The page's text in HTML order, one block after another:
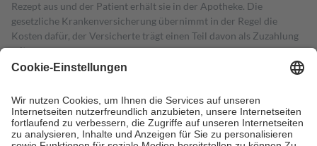
Rezept aus und der Patient erhält sie in der Apotheke. Die
gesetzliche Krankenversicherung übernimmt in der Regel die
Kosten dafür, der Versicherte trägt einen Teil davon als Zuzahlung
mit.
Grundsätzlich leisten Mitglieder Zuzahlungen in Höhe von zehn
höchstens zehn Euro.
Es sind jedoch nie mehr als die tatsächlichen
Kosten der Leistung zu entrichten.
Diese Regeln gelten grundsätzlich auch für Online-Apotheken.
Bei Heilmitteln und häuslicher Krankenpflege beträgt die